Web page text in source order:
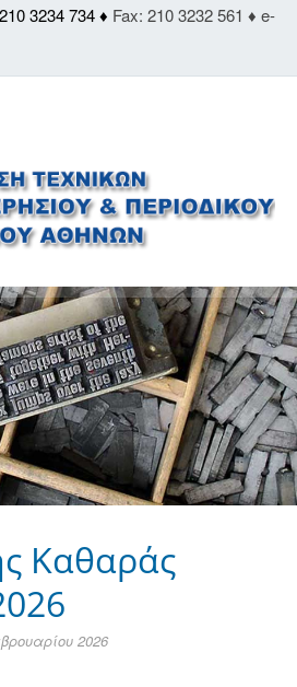
3234 734 ♦ Fax: 210 3232 561 ♦ e-
Καθαράς
2026